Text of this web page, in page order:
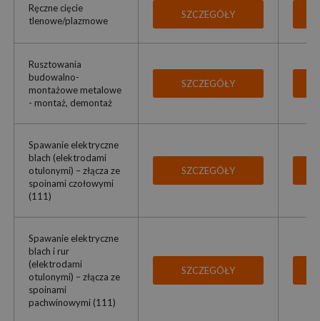
Ręczne cięcie
tlenowe/plazmowe
SZCZEGÓŁY
Rusztowania
budowalno-
montażowe metalowe
- montaż, demontaż
SZCZEGÓŁY
Spawanie elektryczne
blach (elektrodami
otulonymi) – złącza ze
spoinami czołowymi
(111)
SZCZEGÓŁY
Spawanie elektryczne
blach i rur
(elektrodami
otulonymi) – złącza ze
spoinami
pachwinowymi (111)
SZCZEGÓŁY